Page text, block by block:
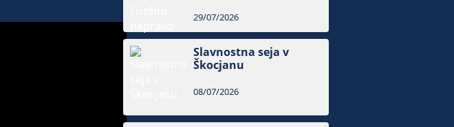
29/07/2026
Slavnostna seja v
Škocjanu
08/07/2026